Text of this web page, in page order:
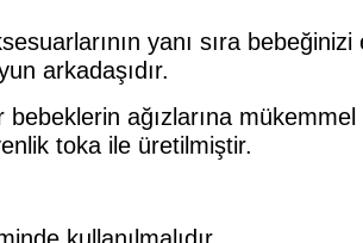
yanı sıra
arkadaşıdır.
ağızlarına
toka ile üretilmiştir.